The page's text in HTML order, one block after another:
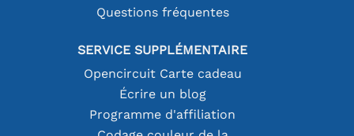
Questions fréquentes
SERVICE SUPPLÉMENTAIRE
Opencircuit Carte cadeau
Écrire un blog
Programme d'affiliation